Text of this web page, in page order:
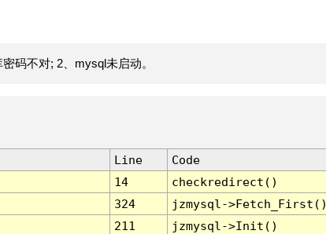
码不对; 2、mysql未启动。
Line
Code
14
checkredirect()
324
jzmysql-
211
jzmysql->Init()